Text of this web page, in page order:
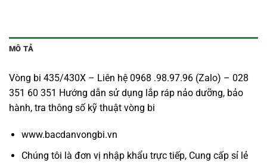
MÔ TẢ
Vòng bi 435/430X – Liên hệ 0968 .98.97.96 (Zalo) – 028
351 60 351 Hướng dẫn sử dụng lắp ráp nảo dưỡng, bảo
hành, tra thông số kỹ thuật vòng bi
www.bacdanvongbi.vn
Chúng tôi là đơn vị nhập khẩu trực tiếp, Cung cấp sỉ lẻ